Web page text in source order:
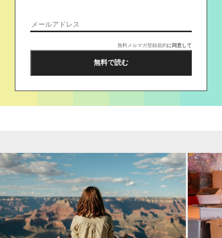
無料メルマガ登録規約に同意して